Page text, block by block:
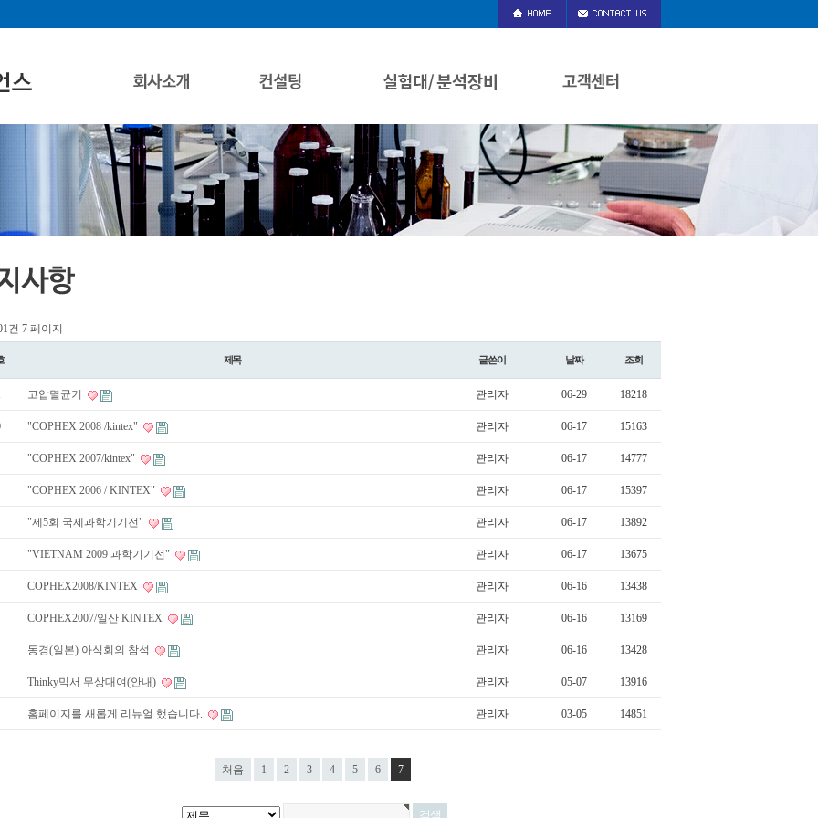
건 7 페이지
제목 글쓴이 날짜 조회
고압멸균기 관리자 06-29 18218
"COPHEX 2008 /kintex" 관리자 06-17 15163
"COPHEX 2007/kintex" 관리자 06-17 14777
"COPHEX 2006 / KINTEX" 관리자 06-17 15397
"제5회 국제과학기기전" 관리자 06-17 13892
"VIETNAM 2009 과학기기전" 관리자 06-17 13675
COPHEX2008/KINTEX 관리자 06-16 13438
COPHEX2007/일산 KINTEX 관리자 06-16 13169
동경(일본) 아식회의 참석 관리자 06-16 13428
Thinky믹서 무상대여(안내) 관리자 05-07 13916
홈페이지를 새롭게 리뉴얼 했습니다. 관리자 03-05 14851
처음 1 2 3 4 5 6 7